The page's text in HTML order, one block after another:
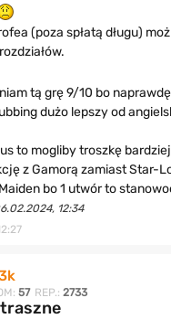
(poza spłatą długu)
tą grę 9/10 bo
dużo lepszy od
to mogliby troszkę
z Gamorą zamiast Star-
bo 1 utwór to
12:34
57 REP.: 2733